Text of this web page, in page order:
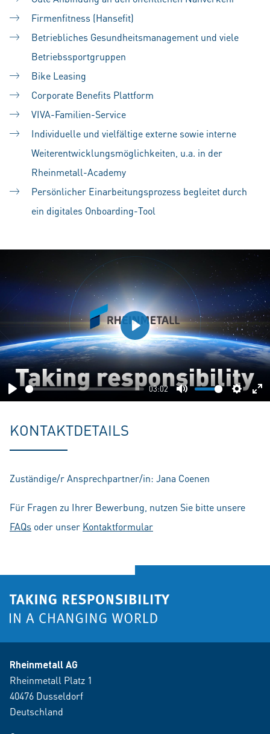
Firmenfitness (Hansefit)
Betriebliches Gesundheitsmanagement und viele
Betriebssportgruppen
Bike Leasing
Corporate Benefits Plattform
VIVA-Familien-Service
Individuelle und vielfältige externe sowie interne
Weiterentwicklungsmöglichkeiten, u.a. in der
Rheinmetall-Academy
Persönlicher Einarbeitungsprozess begleitet durch
ein digitales Onboarding-Tool
Play
03:02
Mute
Play
KONTAKTDETAILS
Zuständige/r Ansprechpartner/in: Jana Coenen
Für Fragen zu Ihrer Bewerbung, nutzen Sie bitte unsere
FAQs oder unser Kontaktformular
Rheinmetall AG
Rheinmetall Platz 1
40476 Dusseldorf
Deutschland